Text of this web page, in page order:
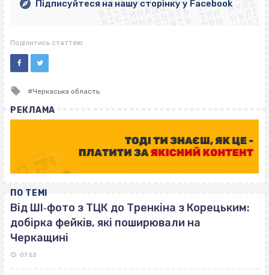
ВІСІМНАДЦЯТЬ ТРИ НУЛІ
ВІСІМНАДЦЯТЬ ТРИ НУЛІ
ВІСІМНАДЦЯТЬ ТРИ НУЛІ
ВІСІМНАДЦЯТЬ ТРИ НУЛІ
Підписуйтеся на нашу сторінку у Facebook
Поділитись статтею
Tagged
Черкаська область
РЕКЛАМА
ПО ТЕМІ
Від ШІ‐фото з ТЦК до Тренкіна з Корецьким:
добірка фейків, які поширювали на
Черкащині
07:53